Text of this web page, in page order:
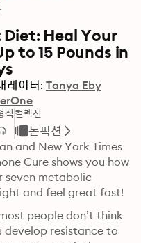
Heal Your
to 15 Pounds in
레이터: Tanya Eby
식 컬렉션
논픽션
and New York Times
Cure shows you how
seven metabolic
and feel great fast!
people don’t think
develop resistance to